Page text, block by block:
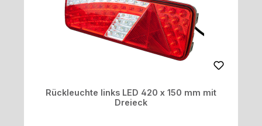
Rückleuchte links LED 420 x 150 mm mit
Dreieck